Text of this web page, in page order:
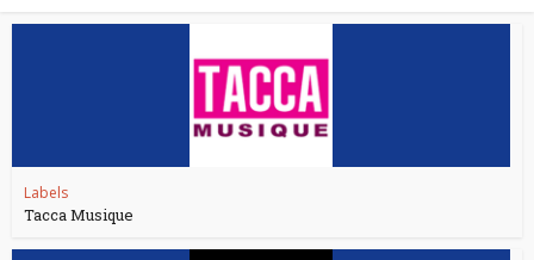
Labels
Tacca Musique